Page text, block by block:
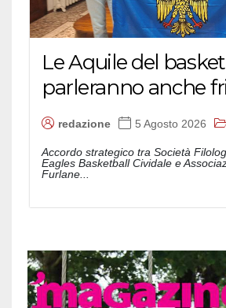
Le Aquile del basket
parleranno anche
redazione 5 Agosto 2026
Accordo strategico tra Società
Eagles Basketball Cividale e
Furlane...